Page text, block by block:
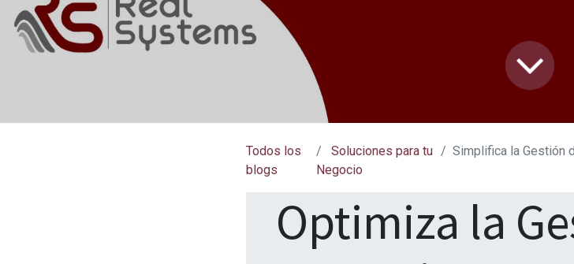
Todos los
blogs
Soluciones para tu
Negocio
Simplifica la Gestión de
Optimiza la